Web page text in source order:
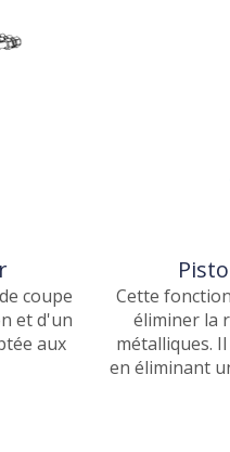
coupe
et d'un
aux
Cette
éliminer la
métalliques.
en éliminant